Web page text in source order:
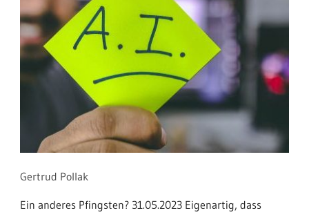
Gertrud Pollak
Ein anderes Pfingsten? 31.05.2023 Eigenartig, dass